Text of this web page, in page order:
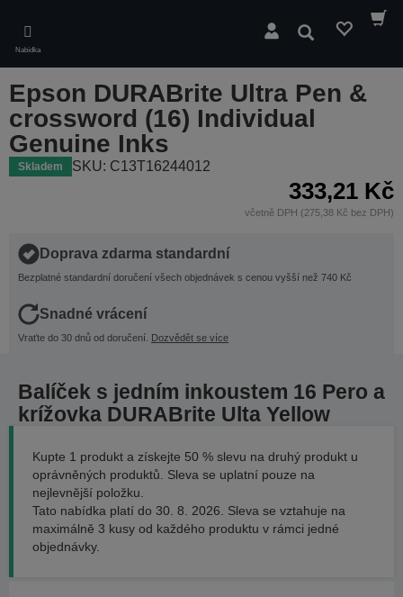
main
content
Nabídka
Hledat
Epson DURABrite Ultra Pen &
crossword (16) Individual
Genuine Inks
Skladem SKU: C13T16244012
333,21 Kč
včetně DPH (275,38 Kč bez DPH)
Doprava zdarma standardní
Bezplatné standardní doručení všech objednávek s cenou vyšší než 740 Kč
Snadné vrácení
Vraťte do 30 dnů od doručení. Dozvědět se více
Balíček s jedním inkoustem 16 Pero a
krížovka DURABrite Ulta Yellow
Kupte 1 produkt a získejte 50 % slevu na druhý produkt u
oprávněných produktů. Sleva se uplatní pouze na
nejlevnější položku.
Tato nabídka platí do 30. 8. 2026. Sleva se vztahuje na
maximálně 3 kusy od každého produktu v rámci jedné
objednávky.